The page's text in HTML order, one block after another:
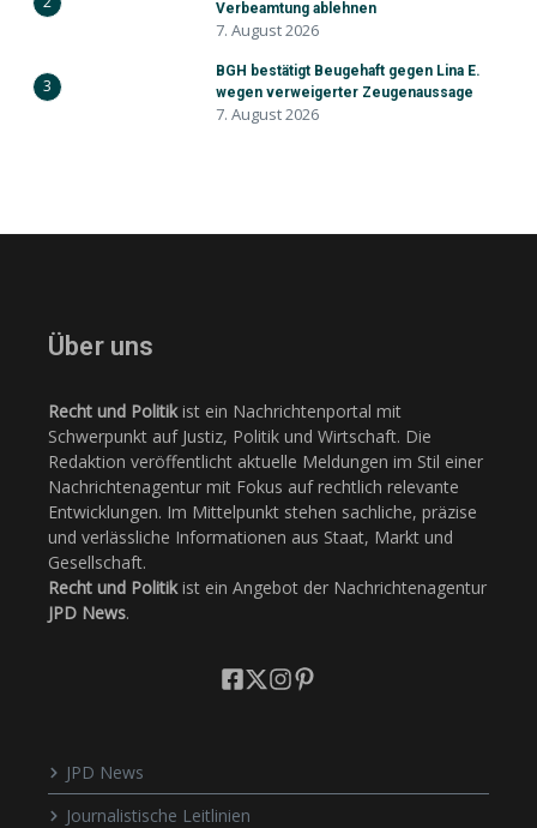
Verbeamtung ablehnen
7. August 2026
3
BGH bestätigt Beugehaft gegen Lina E.
wegen verweigerter Zeugenaussage
7. August 2026
Über uns
Recht und Politikist ein Nachrichtenportal mit
Schwerpunkt auf Justiz, Politik und Wirtschaft. Die
Redaktion veröffentlicht aktuelle Meldungen im Stil einer
Nachrichtenagentur mit Fokus auf rechtlich relevante
Entwicklungen. Im Mittelpunkt stehen sachliche, präzise
und verlässliche Informationen aus Staat, Markt und
Gesellschaft.
Recht und Politikist ein Angebot der Nachrichtenagentur
JPD News.
JPD News
Journalistische Leitlinien